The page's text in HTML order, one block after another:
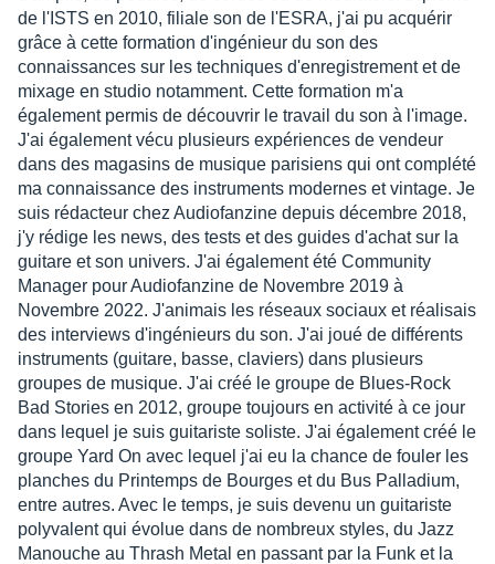
de l'ISTS en 2010, filiale son de l'ESRA, j'ai pu acquérir
grâce à cette formation d'ingénieur du son des
connaissances sur les techniques d'enregistrement et de
mixage en studio notamment. Cette formation m'a
également permis de découvrir le travail du son à l'image.
J'ai également vécu plusieurs expériences de vendeur
dans des magasins de musique parisiens qui ont complété
ma connaissance des instruments modernes et vintage. Je
suis rédacteur chez Audiofanzine depuis décembre 2018,
j'y rédige les news, des tests et des guides d'achat sur la
guitare et son univers. J'ai également été Community
Manager pour Audiofanzine de Novembre 2019 à
Novembre 2022. J'animais les réseaux sociaux et réalisais
des interviews d'ingénieurs du son. J'ai joué de différents
instruments (guitare, basse, claviers) dans plusieurs
groupes de musique. J'ai créé le groupe de Blues-Rock
Bad Stories en 2012, groupe toujours en activité à ce jour
dans lequel je suis guitariste soliste. J'ai également créé le
groupe Yard On avec lequel j'ai eu la chance de fouler les
planches du Printemps de Bourges et du Bus Palladium,
entre autres. Avec le temps, je suis devenu un guitariste
polyvalent qui évolue dans de nombreux styles, du Jazz
Manouche au Thrash Metal en passant par la Funk et la